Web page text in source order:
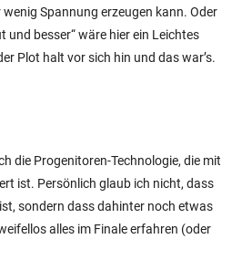
Spannung erzeugen kann. Oder
und besser“ wäre hier ein Leichtes
Plot halt vor sich hin und das war’s.
die Progenitoren-Technologie, die mit
ist. Persönlich glaub ich nicht, dass
sondern dass dahinter noch etwas
alles im Finale erfahren (oder